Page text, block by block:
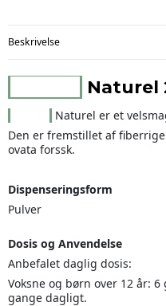
Beskrivelse
Naturel
Naturel er et
Den er fremstillet af
ovata forssk.
Dispenseringsform
Pulver
Dosis og Anvendelse
Anbefalet daglig dosis:
Voksne og børn over 12 år:
gange dagligt.